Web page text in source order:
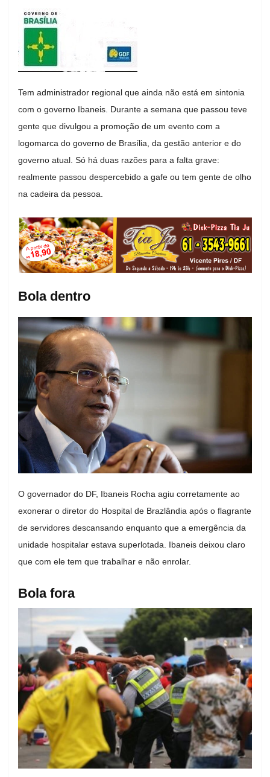
Tem administrador regional que ainda não está em sintonia
com o governo Ibaneis. Durante a semana que passou teve
gente que divulgou a promoção de um evento com a
logomarca do governo de Brasília, da gestão anterior e do
governo atual. Só há duas razões para a falta grave:
realmente passou despercebido a gafe ou tem gente de olho
na cadeira da pessoa.
Bola dentro
O governador do DF, Ibaneis Rocha agiu corretamente ao
exonerar o diretor do Hospital de Brazlândia após o flagrante
de servidores descansando enquanto que a emergência da
unidade hospitalar estava superlotada. Ibaneis deixou claro
que com ele tem que trabalhar e não enrolar.
Bola fora